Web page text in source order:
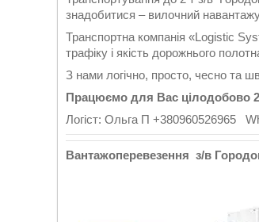
знадобитися – вилочний
Транспортна компанія «Logistic
трафіку і якість дорожнього
З нами логічно, просто, чесно та
Працюємо для Вас цілодобово
Логіст: Ольга П +380960526965
Вантажоперевезення з/в